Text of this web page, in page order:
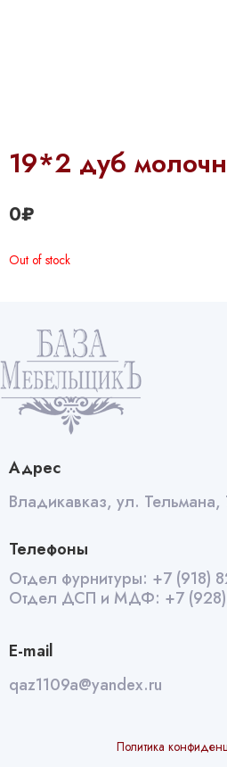
19*2 дуб
0₽
Out of stock
Адрес
Владикавказ, ул.
Телефоны
Отдел фурнитуры: +7 (918)
Отдел ДСП и МДФ: +7
E-mail
qaz1109a@yandex.ru
Политика